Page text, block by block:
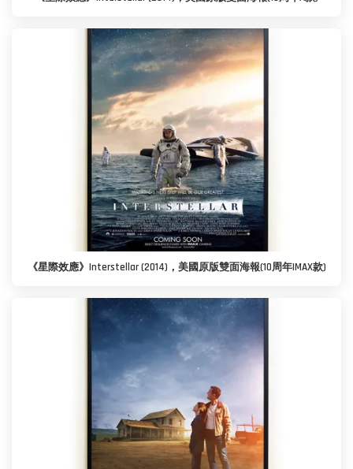
《星際效應》Interstellar (2014)，美國原版雙面海報(10周年IMAX款)